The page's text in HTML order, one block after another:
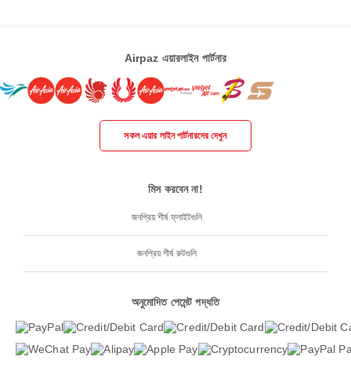
Airpaz এয়ারলাইন পার্টনার
সকল এয়ার লাইন পার্টনারদের দেখুন
মিস করবেন না!
জনপ্রিয় শীর্ষ ফ্লাইটগুলি
জনপ্রিয় শীর্ষ রুটগুলি
অনুমোদিত পেমেন্ট পদ্ধতি